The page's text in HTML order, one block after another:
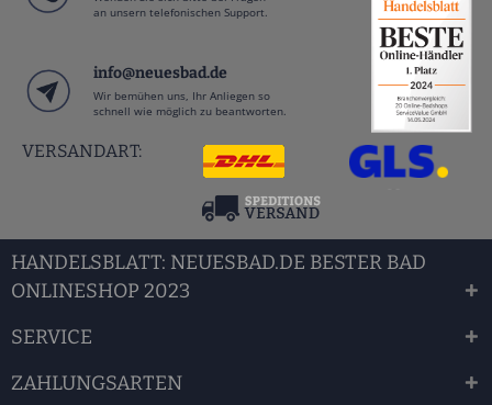
an unsern telefonischen Support.
info@neuesbad.de
Wir bemühen uns, Ihr Anliegen so
schnell wie möglich zu beantworten.
VERSANDART:
HANDELSBLATT: NEUESBAD.DE BESTER BAD
ONLINESHOP 2023
SERVICE
ZAHLUNGSARTEN